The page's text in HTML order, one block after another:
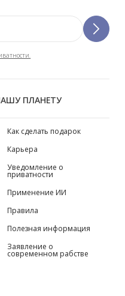
ПЛАНЕТУ
Как сделать подарок
Карьера
Уведомление о
приватности
Применение ИИ
Правила
Полезная информация
Заявление о
современном рабстве